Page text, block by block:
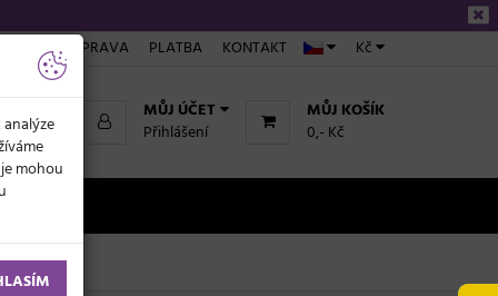
Kč
DOPRAVA PLATBA KONTAKT
MŮJ KOŠÍK
0,- Kč
MŮJ ÚČET
Přihlášení
mohou